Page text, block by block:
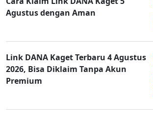
Agustus dengan Aman
Link DANA Kaget Terbaru 4 Agustus
2026, Bisa Diklaim Tanpa Akun
Premium